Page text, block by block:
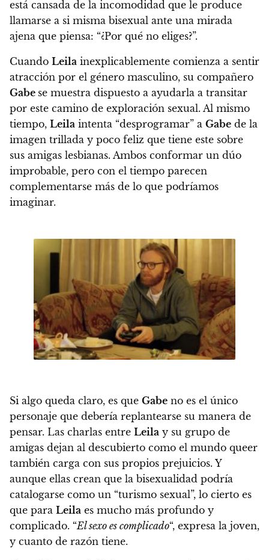
está cansada de la incomodidad que le produce
llamarse a si misma bisexual ante una mirada
ajena que piensa: “¿Por qué no eliges?”.
Cuando Leila inexplicablemente comienza a sentir
atracción por el género masculino, su compañero
Gabe se muestra dispuesto a ayudarla a transitar
por este camino de exploración sexual. Al mismo
tiempo, Leila intenta “desprogramar” a Gabe de la
imagen trillada y poco feliz que tiene este sobre
sus amigas lesbianas. Ambos conformar un dúo
improbable, pero con el tiempo parecen
complementarse más de lo que podríamos
imaginar.
Si algo queda claro, es que Gabe no es el único
personaje que debería replantearse su manera de
pensar. Las charlas entre Leila y su grupo de
amigas dejan al descubierto como el mundo queer
también carga con sus propios prejuicios. Y
aunque ellas crean que la bisexualidad podría
catalogarse como un “turismo sexual”, lo cierto es
que para Leila es mucho más profundo y
complicado. “El sexo es complicado“, expresa la joven,
y cuanto de razón tiene.